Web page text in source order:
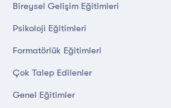
Bireysel Gelişim Eğitimleri
Psikoloji Eğitimleri
Formatörlük Eğitimleri
Çok Talep Edilenler
Genel Eğitimler